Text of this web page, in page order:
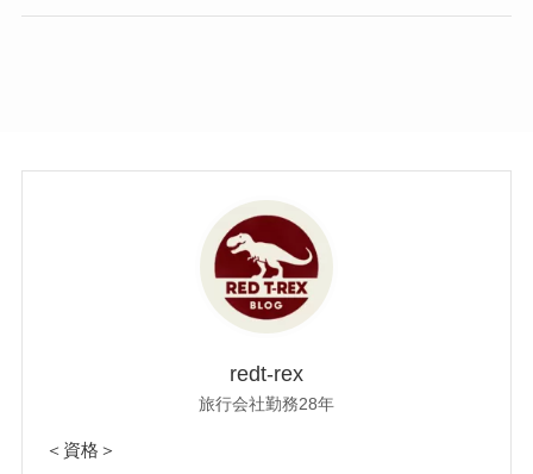
redt-rex
旅行会社勤務28年
＜資格＞